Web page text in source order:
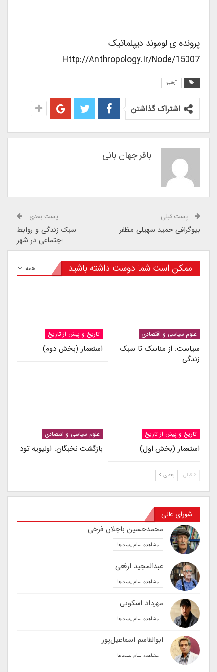
پرونده ی لوموند دیپلماتیک
Http://anthropology.ir/node/15007
آرشیو
اشتراک گذاشتن
باقر جهان بانی
پست قبلی
بیوگرافی حمید سهیلی مظفر
پست بعدی
سبک زندگی و روابط
اجتماعی در شهر
همه ممکن است شما دوست داشته باشید
علوم سیاسی و اقتصادی
سیاست: از مناسک تا سبک
زندگی
تاریخ و پیش از تاریخ
استعمار (بخش دوم)
تاریخ و پیش از تاریخ
استعمار (بخش اول)
علوم سیاسی و اقتصادی
بازگشت نخبگان: اولیویه تود
قبلی بعدی
شورای عالی
محمدحسین باجلان فرخی
مشاهده تمام پست‌ها
عبدالمجید ارفعی
مشاهده تمام پست‌ها
مهرداد اسکویی
مشاهده تمام پست‌ها
ابوالقاسم اسماعیل‌پور
مشاهده تمام پست‌ها